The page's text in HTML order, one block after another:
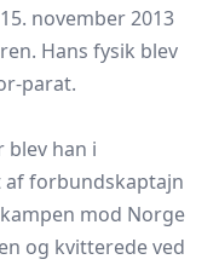
november 2013
Hans fysik blev
parat.
blev han i
af forbundskaptajn
mod Norge
og kvitterede ved